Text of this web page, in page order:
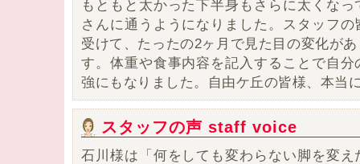
もともと太かった下半身もさらに太くな
さんに通うようになりました。 スタッフの
受けて、 たったの2ヶ月で見た目の変化が
す。 体重や食事内容を記入することで自
強にもなりました。自由ケ丘の皆様、本当
スタッフの声 staff voice
石川様は「何をしても変わらない脚を変